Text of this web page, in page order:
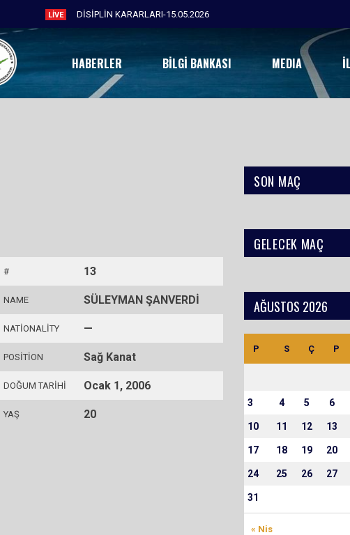
LIVE DİSİPLİN KARARLARI-15.05.2026
HABERLER BILGI BANKASI MEDIA
# 13
NAME SÜLEYMAN ŞANVERDİ
NATIONALITY —
POSITION Sağ Kanat
DOĞUM TARIHI Ocak 1, 2006
YAŞ 20
SON MAÇ
GELECEK MAÇ
AĞUSTOS 2026
P S Ç P
« Nis
3 4 5 6
10 11 12 13
17 18 19 20
24 25 26 27
31